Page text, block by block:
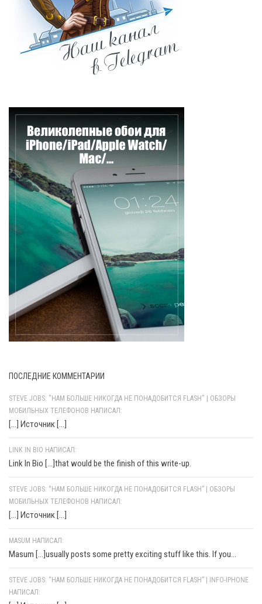
ПОСЛЕДНИЕ КОММЕНТАРИИ
STEVE JOBS: "НАМ БОЛЬШЕ НИКОГДА НЕ ПОНАДОБИТСЯ FLASH" | ОБЗОРЫ
МОБИЛЬНЫХ ТЕЛЕФОНОВ НАПИСАЛ:
[…] Источник […]
LINK IN BIO НАПИСАЛ:
Link In Bio [...]that would be the finish of this write-up.
STEVE JOBS: “НАМ БОЛЬШЕ НИКОГДА НЕ ПОНАДОБИТСЯ FLASH” | ОБЗОРЫ
МОБИЛЬНЫХ ТЕЛЕФОНОВ НАПИСАЛ:
[…] Источник […]
MASUM НАПИСАЛ:
Masum [...]usually posts some pretty exciting stuff like this. If you...
STEVE JOBS: “НАМ БОЛЬШЕ НИКОГДА НЕ ПОНАДОБИТСЯ FLASH” | INFO-IPHONE
НАПИСАЛ: